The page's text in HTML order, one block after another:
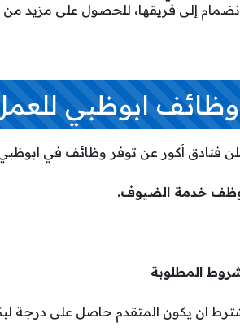
إلى فريقها، للحصول على مزيد من
وظائف ابوظبي
فنادق أكور عن توفر وظائف في ابوظبي
خدمة الضيوف.
المطلوبة
ان يكون المتقدم حاصل على درجة